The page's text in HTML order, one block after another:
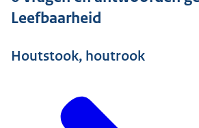
Leefbaarheid
Houtstook, houtrook